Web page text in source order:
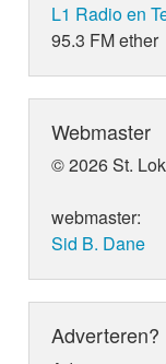
L1 Radio en
95.3 FM ether
Webmaster
© 2026 St.
webmaster:
Sid B. Dane
Adverteren?